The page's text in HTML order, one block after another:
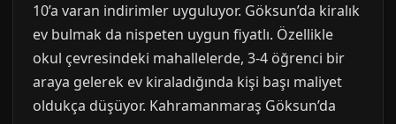
10’a varan indirimler uyguluyor. Göksun’da kiralık
ev bulmak da nispeten uygun fiyatlı. Özellikle
okul çevresindeki mahallelerde, 3-4 öğrenci bir
araya gelerek ev kiraladığında kişi başı maliyet
oldukça düşüyor. Kahramanmaraş Göksun’da